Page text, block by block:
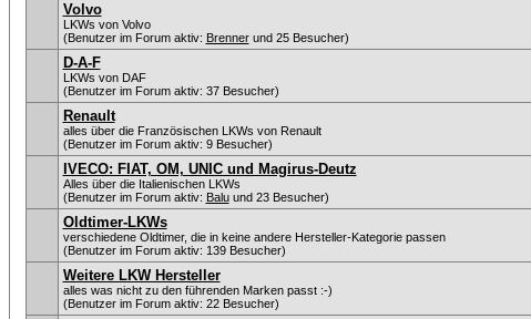
Volvo
LKWs von Volvo
(Benutzer im Forum aktiv: Brennerund 25 Besucher)
D-A-F
LKWs von DAF
(Benutzer im Forum aktiv: 37 Besucher)
Renault
alles über die Französischen LKWs von Renault
(Benutzer im Forum aktiv: 9 Besucher)
IVECO: FIAT, OM, UNIC und Magirus-Deutz
Alles über die Italienischen LKWs
(Benutzer im Forum aktiv: Baluund 23 Besucher)
Oldtimer-LKWs
verschiedene Oldtimer, die in keine andere Hersteller-Kategorie passen
(Benutzer im Forum aktiv: 139 Besucher)
Weitere LKW Hersteller
alles was nicht zu den führenden Marken passt :-)
(Benutzer im Forum aktiv: 22 Besucher)